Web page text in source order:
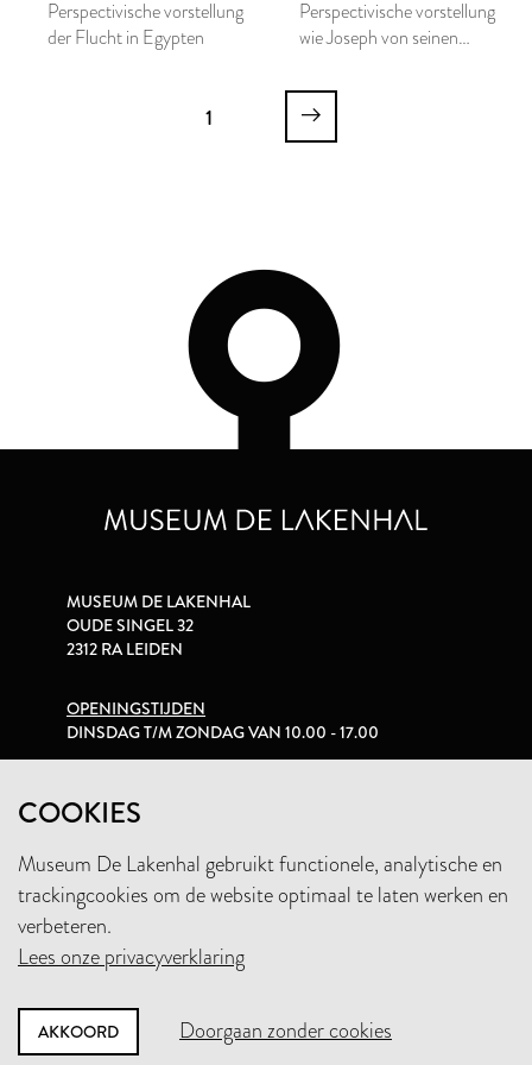
Perspectivische vorstellung
der Flucht in Egypten
Perspectivische vorstellung
wie Joseph von seinen
geworffen wird
1
COOKIES
Museum De Lakenhal gebruikt functionele, analytische en
trackingcookies om de website optimaal te laten werken en
verbeteren.
Lees onze privacyverklaring
AKKOORD Doorgaan zonder cookies
MUSEUM DE LAKENHAL
OUDE SINGEL 32
2312 RA LEIDEN
OPENINGSTIJDEN
DINSDAG T/M ZONDAG VAN 10.00 - 17.00
+31 (0)71 5165360
INFO@LAKENHAL.NL
STEUN HET MUSEUM
NIEUWSBRIEF